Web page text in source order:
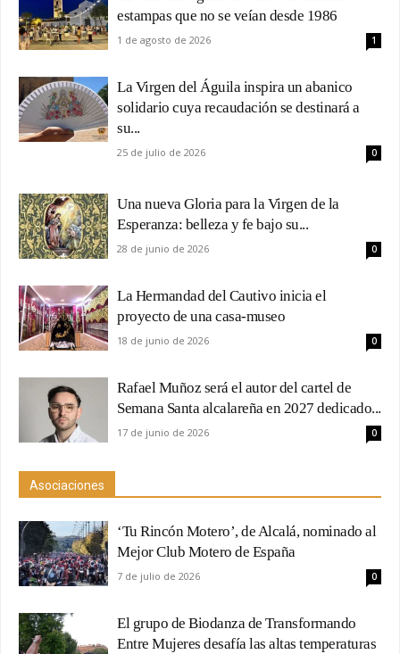
estampas que no se veían desde 1986
1 de agosto de 2026 1
La Virgen del Águila inspira un abanico
solidario cuya recaudación se destinará a
su...
25 de julio de 2026 0
Una nueva Gloria para la Virgen de la
Esperanza: belleza y fe bajo su...
28 de junio de 2026 0
La Hermandad del Cautivo inicia el
proyecto de una casa-museo
18 de junio de 2026 0
Rafael Muñoz será el autor del cartel de
Semana Santa alcalareña en 2027 dedicado...
17 de junio de 2026 0
Asociaciones
‘Tu Rincón Motero’, de Alcalá, nominado al
Mejor Club Motero de España
7 de julio de 2026 0
El grupo de Biodanza de Transformando
Entre Mujeres desafía las altas temperaturas